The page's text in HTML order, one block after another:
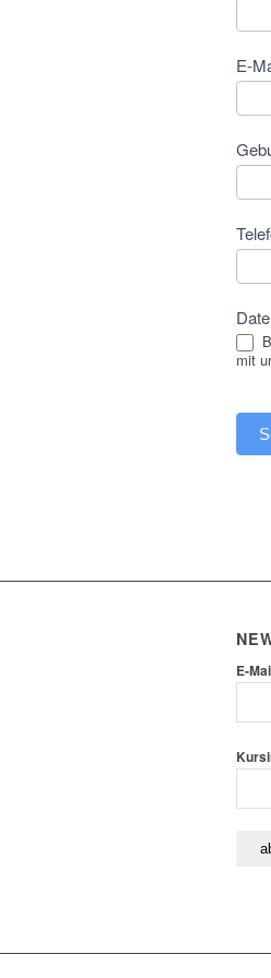
E-
mit
E-